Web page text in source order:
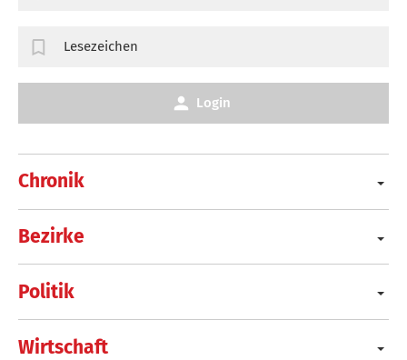
Chronik
Bezirke
Politik
Wirtschaft
Lesezeichen
Login